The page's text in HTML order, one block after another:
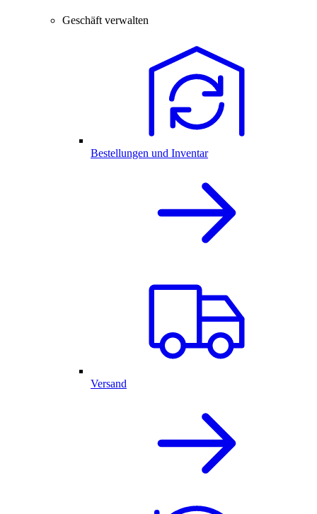
Geschäft verwalten
Bestellungen und Inventar
Versand